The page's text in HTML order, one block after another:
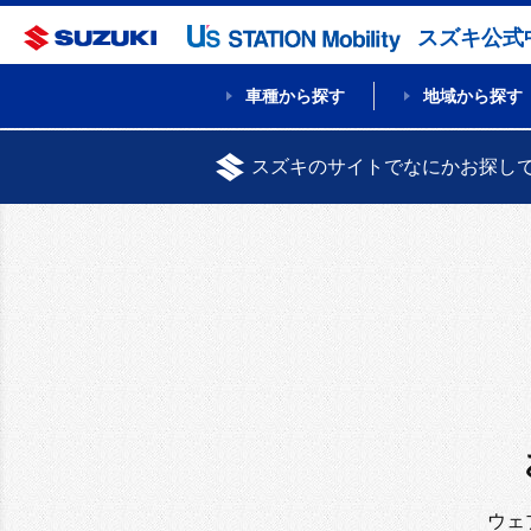
スズキ公式
車種から探す 地域から探す
スズキのサイトでなにかお探し
ウェ